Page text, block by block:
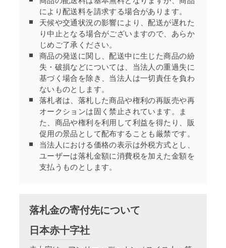
により配送料を請求する場合があります。
天候や交通状況の影響により、配送が遅れた
り中止となる場合がございますので、あらか
じめご了承ください。
商品の発送に関し、配送中に生じた商品の紛
失・破損などについては、当法人の重過失に
基づく場合を除き、当法人は一切責任を負わ
ないものとします。
落札者は、落札した商品や権利の再販売や再
オークションは固く禁止されています。ま
た、商品や権利を利用して利益を得たり、販
促用の景品として配布することも厳禁です。
当法人における価格の表示は外税方式とし、
ユーザーは落札金額に消費税を加えた金額を
支払うものとします。
落札金の寄付先について
日本赤十字社